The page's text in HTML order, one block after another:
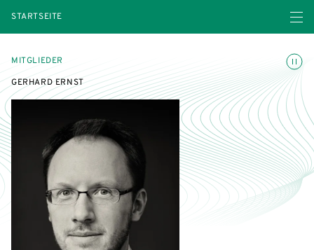
STARTSEITE Menü
MITGLIEDER
GERHARD ERNST